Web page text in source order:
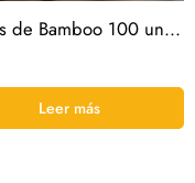
Palillos de Bamboo 100 und. Paquete
Leer más